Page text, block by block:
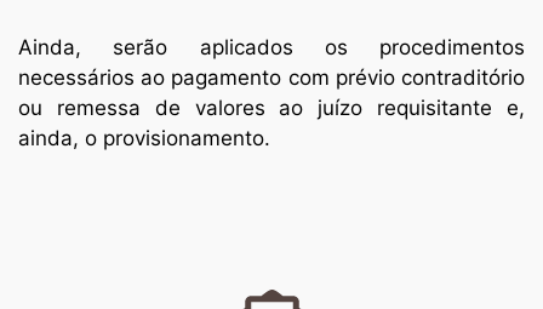
Ainda, serão aplicados os procedimentos
necessários ao pagamento com prévio contraditório
ou remessa de valores ao juízo requisitante e,
ainda, o provisionamento.